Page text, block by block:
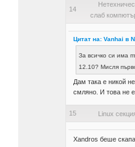
14
слаб
Цитат на: Vanhai в
За всичко си има
12.10? Мисля
Дам така е никой
смляно. И това не е
15 Linux
Xandros беше